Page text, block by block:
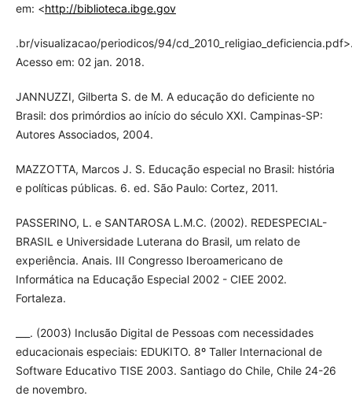
em: <http://biblioteca.ibge.gov
.br/visualizacao/periodicos/94/
Acesso em: 02 jan. 2018.
JANNUZZI, Gilberta S. de M. A educação do deficiente no
Brasil: dos primórdios ao início do século XXI. Campinas-SP:
Autores Associados, 2004.
MAZZOTTA, Marcos J. S. Educação especial no Brasil: história
e políticas públicas. 6. ed. São Paulo: Cortez, 2011.
PASSERINO, L. e SANTAROSA L.M.C. (2002). REDESPECIAL-
BRASIL e Universidade Luterana do Brasil, um relato de
experiência. Anais. III Congresso Iberoamericano de
Informática na Educação Especial 2002 - CIEE 2002.
Fortaleza.
___. (2003) Inclusão Digital de Pessoas com necessidades
educacionais especiais: EDUKITO. 8º Taller Internacional de
Software Educativo TISE 2003. Santiago do Chile, Chile 24-26
de novembro.